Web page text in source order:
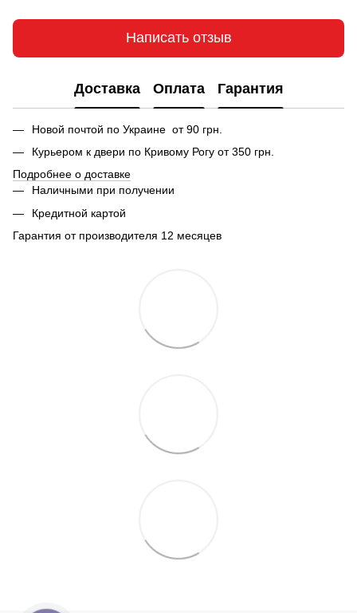
Написать отзыв
Доставка Оплата Гарантия
Новой почтой по Украине от 90 грн.
Курьером к двери по Кривому Рогу от 350 грн.
Подробнее о доставке
Наличными при получении
Кредитной картой
Гарантия от производителя 12 месяцев